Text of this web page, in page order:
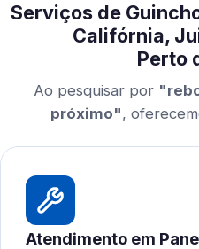
Serviços de
Califórnia,
Perto
Ao pesquisar por
próximo",
Atendimento em